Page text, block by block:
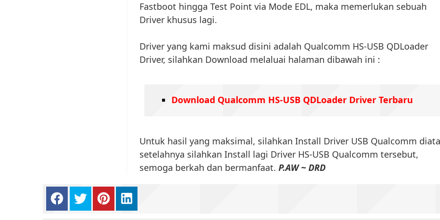
Fastboot hingga Test Point via Mode EDL, maka memerlukan sebuah
Driver khusus lagi.
Driver yang kami maksud disini adalah Qualcomm HS-USB QDLoader
Driver, silahkan Download melaluai halaman dibawah ini :
Download Qualcomm HS-USB QDLoader Driver Terbaru
Untuk hasil yang maksimal, silahkan Install Driver USB Qualcomm
setelahnya silahkan Install lagi Driver HS-USB Qualcomm tersebut,
semoga berkah dan bermanfaat. P.AW ~ DRD